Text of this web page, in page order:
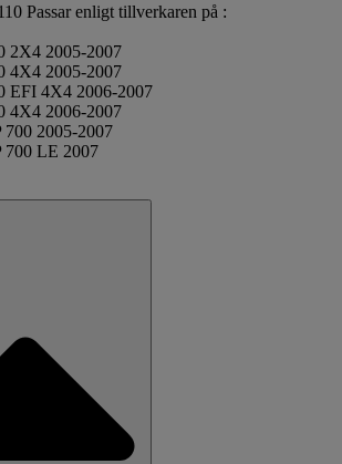
Passar enligt tillverkaren på :
2X4 2005-2007
4X4 2005-2007
EFI 4X4 2006-2007
4X4 2006-2007
2005-2007
LE 2007